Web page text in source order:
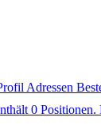
Adressen
0